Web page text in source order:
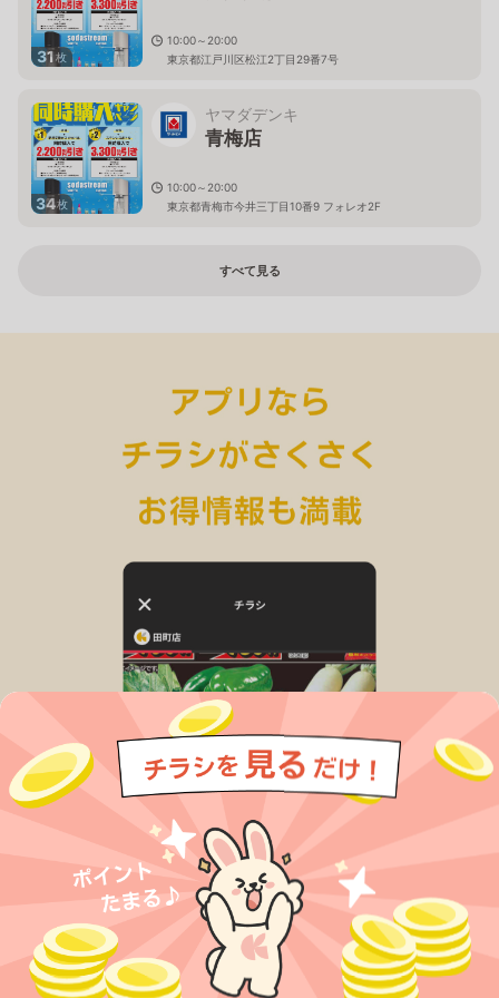
31枚
10:00～20:00
東京都江戸川区松江2丁目29番7号
34枚
ヤマダデンキ
青梅店
10:00～20:00
東京都青梅市今井三丁目10番9 フォレオ2F
すべて見る